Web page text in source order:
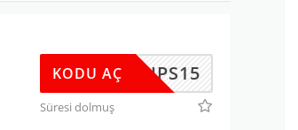
EKLIPS15
KODU AÇ
Süresi dolmuş